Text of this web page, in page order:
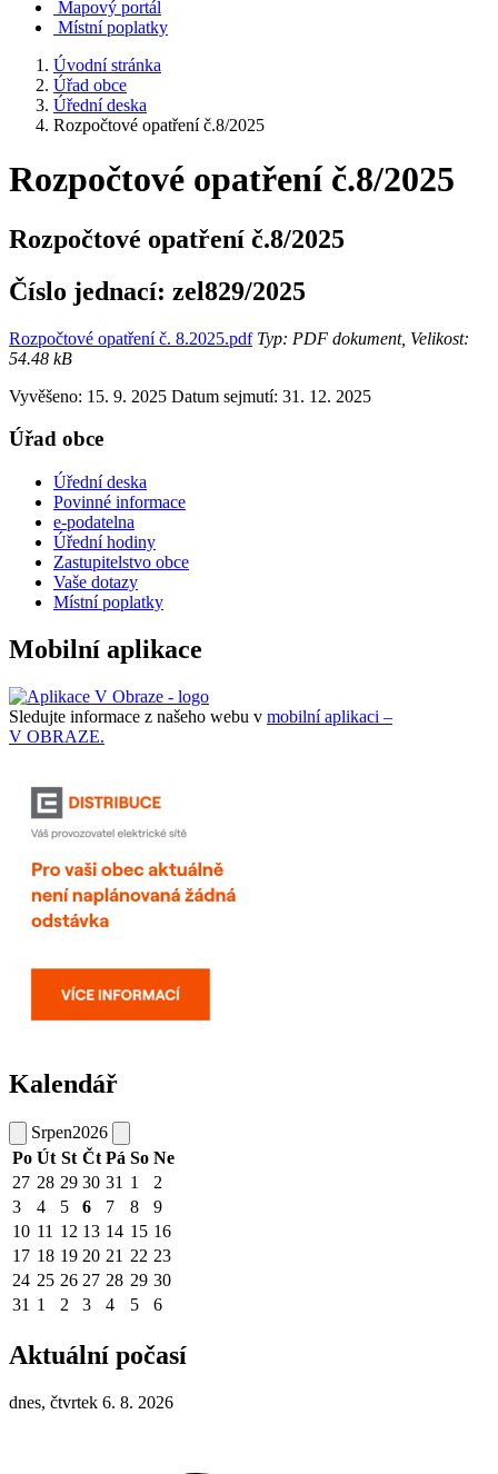
Mapový portál
Místní poplatky
Úvodní stránka
Úřad obce
Úřední deska
Rozpočtové opatření č.8/2025
Rozpočtové opatření č.8/2025
Rozpočtové opatření č.8/2025
Číslo jednací: zel829/2025
Rozpočtové opatření č. 8.2025.pdfTyp: PDF dokument, Velikost:
54.48 kB
Vyvěšeno: 15. 9. 2025 Datum sejmutí: 31. 12. 2025
Úřad obce
Úřední deska
Povinné informace
e-podatelna
Úřední hodiny
Zastupitelstvo obce
Vaše dotazy
Místní poplatky
Mobilní aplikace
Sledujte informace z našeho webu v mobilní aplikaci –
V OBRAZE.
Kalendář
Srpen2026
Po Út St Čt Pá So Ne
27 28 29 30 31 1
2
3
4 5 6 7 8
9
10 11 12 13 14 15 16
17 18 19 20 21 22 23
24 25 26 27 28 29 30
31 1 2 3 4 5 6
Aktuální počasí
dnes, čtvrtek 6. 8. 2026